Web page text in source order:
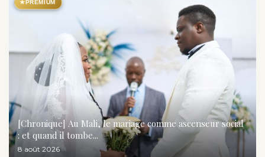
★ PREMIUM
[Chronique] Au Mali, le mariage comme ascenseur social
: et quand il tombe...
8 août 2026